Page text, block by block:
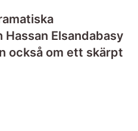
Elsandabasy
också om ett skärpt